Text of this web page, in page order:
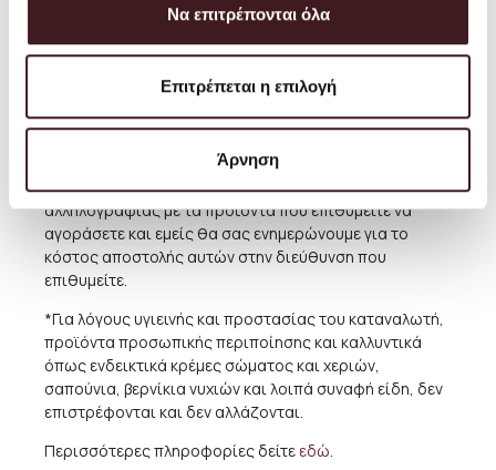
Να επιτρέπονται όλα
Επιτρέπεται η επιλογή
Άρνηση
υπηρεσία και μπορείτε πάντα να κανονίσετε την
παραλαβή από το Κατάστημά μας δωρεάν όποτε
επιθυμείτε.
Για παραδόσεις σε χώρες του εξωτερικού,το κόστος
ποικίλει ανάλογα με την χώρα και την συγκεκριμένη
σας, συνιστούμε πριν προχωρήσετε σε κάποια αγορά
να μας αποστέλλετε μήνυμα ηλεκτρονικής
αλληλογραφίας με τα προϊόντα που επιθυμείτε να
αγοράσετε και εμείς θα σας ενημερώνουμε για το
κόστος αποστολής αυτών στην διεύθυνση που
επιθυμείτε.
*Για λόγους υγιεινής και προστασίας του καταναλωτή,
προϊόντα προσωπικής περιποίησης και καλλυντικά
όπως ενδεικτικά κρέμες σώματος και χεριών,
σαπούνια, βερνίκια νυχιών και λοιπά συναφή είδη, δεν
επιστρέφονται και δεν αλλάζονται.
Περισσότερες πληροφορίες δείτε εδώ.